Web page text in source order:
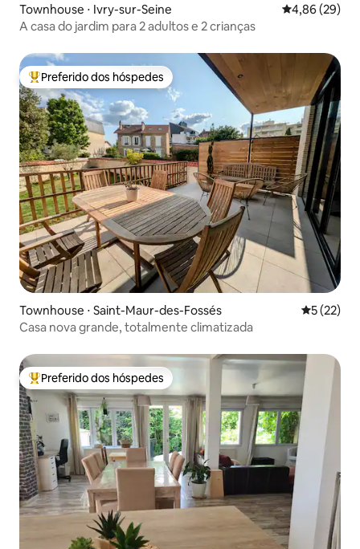
Townhouse ⋅ Ivry-sur-Seine 4,86 de uma
4,86 (29)
A casa do jardim para 2 adultos e 2 crianças
Entre os melhores preferidos dos hóspedes
Preferido dos hóspedes
Townhouse ⋅ Saint-Maur-des-Fossés 5 de uma
5 (22)
Casa nova grande, totalmente climatizada
Entre os melhores preferidos dos hóspedes
Preferido dos hóspedes